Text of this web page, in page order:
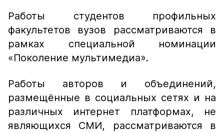
Работы студентов профильных
факультетов вузов рассматриваются в
рамках специальной номинации
«Поколение мультимедиа».
Работы авторов и объединений,
размещённые в социальных сетях и на
различных интернет платформах, не
являющихся СМИ, рассматриваются в